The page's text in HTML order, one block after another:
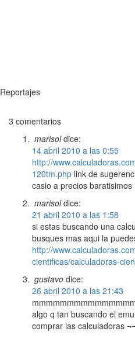
Reportajes
3 comentarios
marisol dice:
14 abril 2010 a las 0:55
http://
120tm.php link de
casio a precios baratisimos
marisol dice:
21 abril 2010 a las 1:58
si estas buscando una
busques mas aqui la
http://
cientificas/calculadoras-
gustavo dice:
26 abril 2010 a las 21:43
algo q tan buscando el
comprar las calculadoras